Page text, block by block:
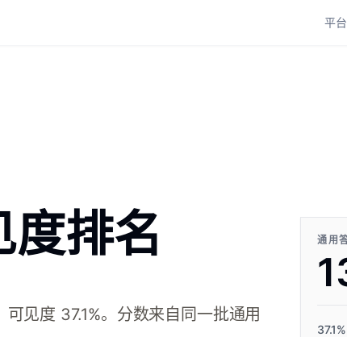
平台
排名
见度 37.1%。分数来自同一批通用
通用
37.1%